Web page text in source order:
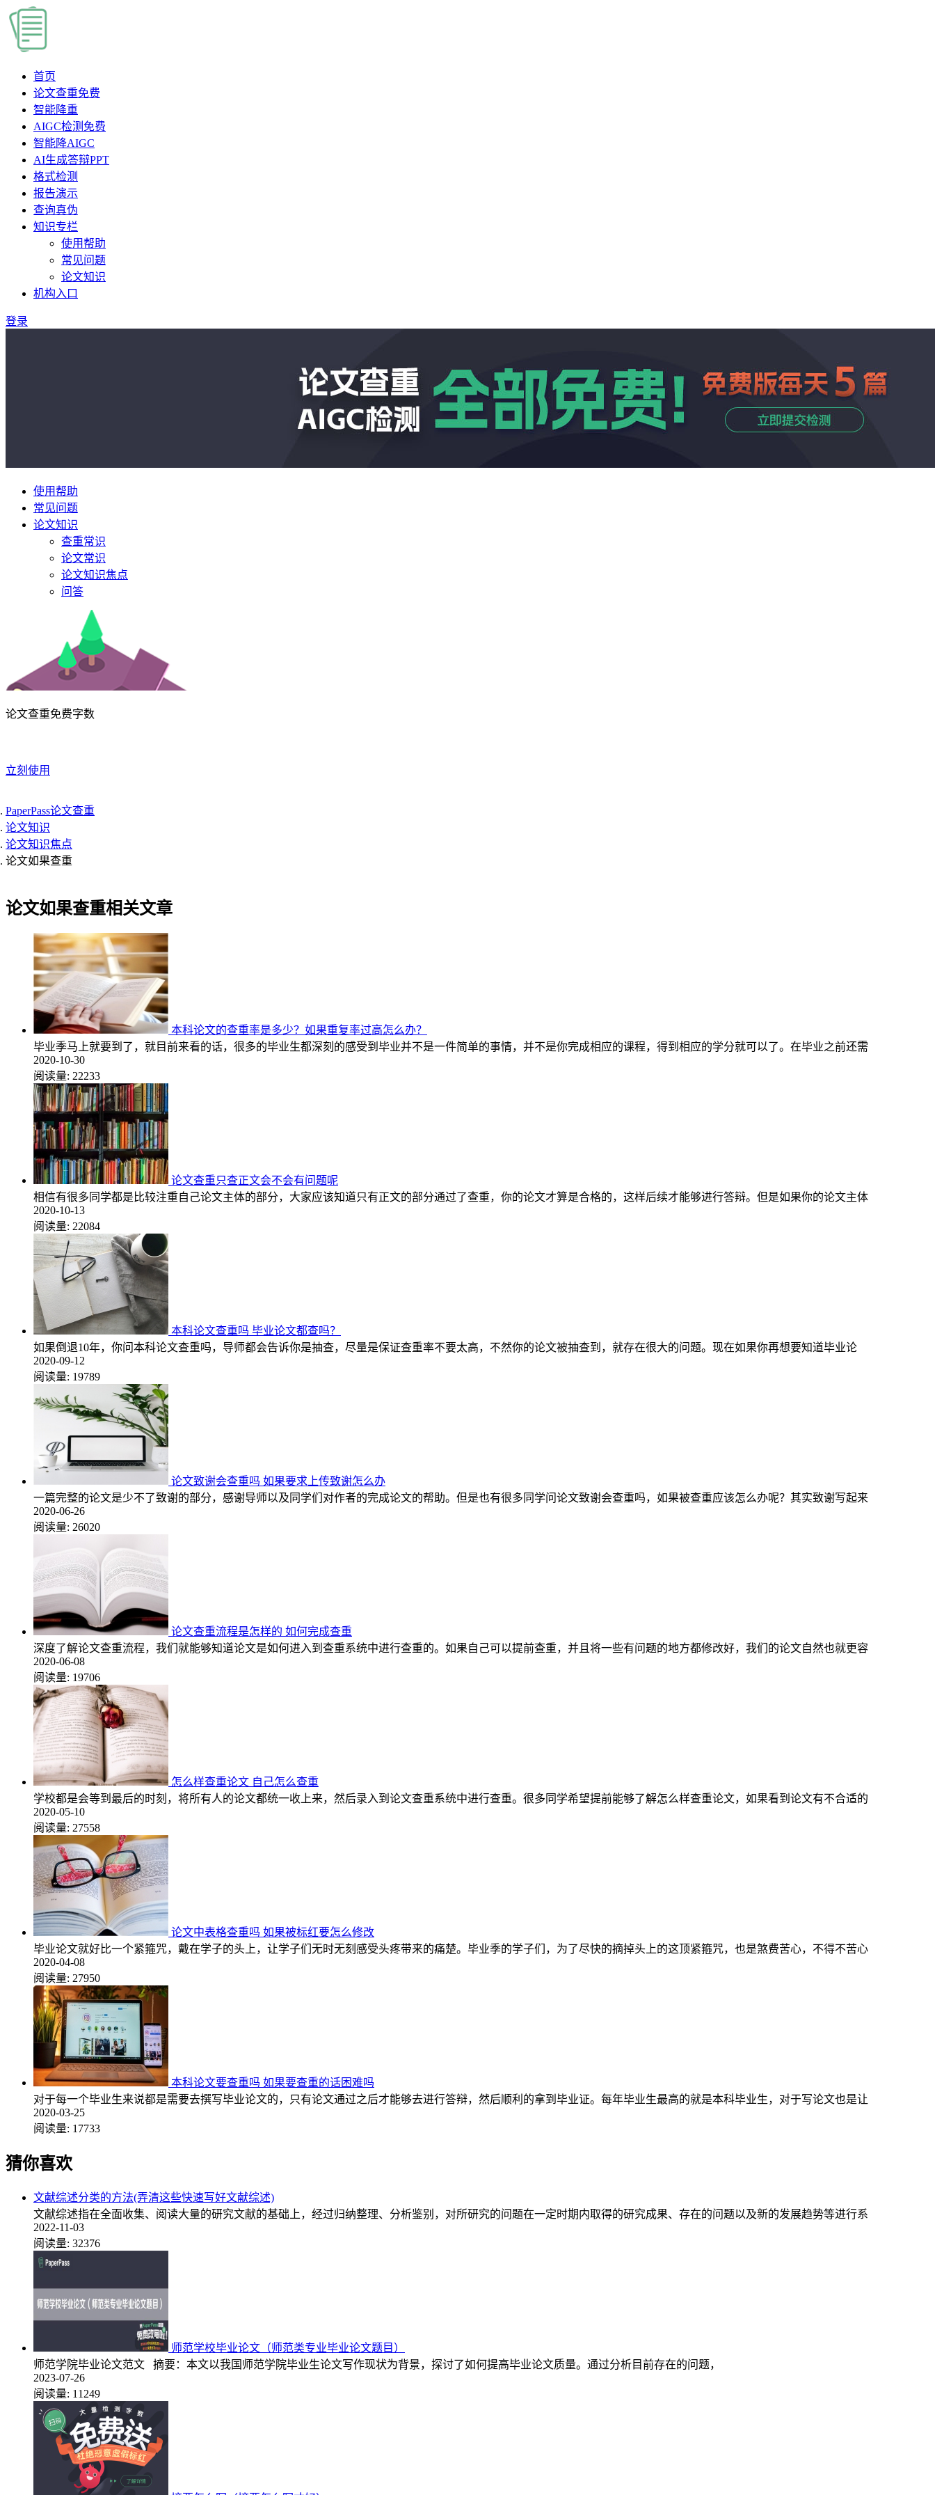
首页
论文查重免费
智能降重
AIGC检测 免费
智能降AIGC
AI生成答辩PPT
格式检测
报告演示
查询真伪
知识专栏
使用帮助
常见问题
论文知识
机构入口
登录
使用帮助
常见问题
论文知识
查重常识
论文常识
论文知识焦点
问答
论文查重免费字数
立刻使用
PaperPass论文查重
论文知识
论文知识焦点
论文如果查重
论文如果查重相关文章
本科论文的查重率是多少？如果重复率过高怎么办？
毕业季马上就要到了，就目前来看的话，很多的毕业生都深刻的感受到毕业并不是一件简单的事情，并不是你完成相应的课程，得到相应的学分就可以了。在毕业之前还需
2020-10-30
阅读量: 22233
论文查重只查正文会不会有问题呢
相信有很多同学都是比较注重自己论文主体的部分，大家应该知道只有正文的部分通过了查重，你的论文才算是合格的，这样后续才能够进行答辩。但是如果你的论文主体
2020-10-13
阅读量: 22084
本科论文查重吗 毕业论文都查吗？
如果倒退10年，你问本科论文查重吗，导师都会告诉你是抽查，尽量是保证查重率不要太高，不然你的论文被抽查到，就存在很大的问题。现在如果你再想要知道毕业论
2020-09-12
阅读量: 19789
论文致谢会查重吗 如果要求上传致谢怎么办
一篇完整的论文是少不了致谢的部分，感谢导师以及同学们对作者的完成论文的帮助。但是也有很多同学问论文致谢会查重吗，如果被查重应该怎么办呢？其实致谢写起来
2020-06-26
阅读量: 26020
论文查重流程是怎样的 如何完成查重
深度了解论文查重流程，我们就能够知道论文是如何进入到查重系统中进行查重的。如果自己可以提前查重，并且将一些有问题的地方都修改好，我们的论文自然也就更容
2020-06-08
阅读量: 19706
怎么样查重论文 自己怎么查重
学校都是会等到最后的时刻，将所有人的论文都统一收上来，然后录入到论文查重系统中进行查重。很多同学希望提前能够了解怎么样查重论文，如果看到论文有不合适的
2020-05-10
阅读量: 27558
论文中表格查重吗 如果被标红要怎么修改
毕业论文就好比一个紧箍咒，戴在学子的头上，让学子们无时无刻感受头疼带来的痛楚。毕业季的学子们，为了尽快的摘掉头上的这顶紧箍咒，也是煞费苦心，不得不苦心
2020-04-08
阅读量: 27950
本科论文要查重吗 如果要查重的话困难吗
对于每一个毕业生来说都是需要去撰写毕业论文的，只有论文通过之后才能够去进行答辩，然后顺利的拿到毕业证。每年毕业生最高的就是本科毕业生，对于写论文也是让
2020-03-25
阅读量: 17733
猜你喜欢
文献综述分类的方法(弄清这些快速写好文献综述)
文献综述指在全面收集、阅读大量的研究文献的基础上，经过归纳整理、分析鉴别，对所研究的问题在一定时期内取得的研究成果、存在的问题以及新的发展趋势等进行系
2022-11-03
阅读量: 32376
师范学校毕业论文（师范类专业毕业论文题目）
师范学院毕业论文范文 摘要：本文以我国师范学院毕业生论文写作现状为背景，探讨了如何提高毕业论文质量。通过分析目前存在的问题，
2023-07-26
阅读量: 11249